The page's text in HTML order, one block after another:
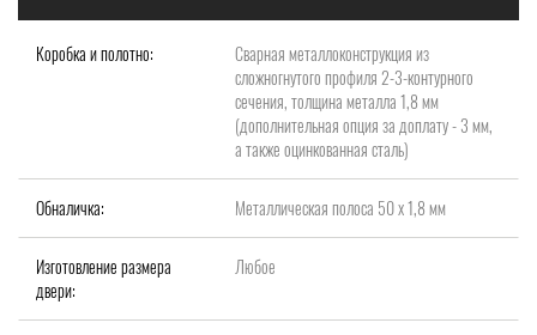
Коробка и полотно:
Сварная металлоконструкция из
сложногнутого профиля 2-3-контурного
сечения, толщина металла 1,8 мм
(дополнительная опция за доплату - 3 мм,
а также оцинкованная сталь)
Обналичка: Металлическая полоса 50 х 1,8 мм
Изготовление размера
двери:
Любое